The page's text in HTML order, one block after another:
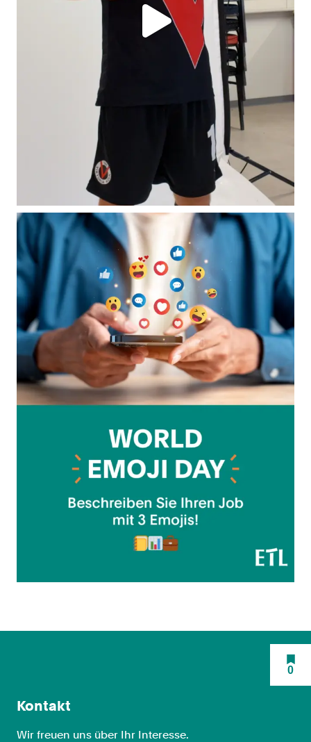
0
Kontakt
Wir freuen uns über Ihr Interesse.